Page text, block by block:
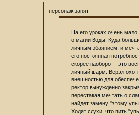
персонаж занят
На его уроках очень мало
о магии Воды. Куда
личным обаянием, и
его постоянная
скорее наоборот - это
личный шарм. Верэл
внешностью для
ректор вынужденно
переставая мечтать о
найдет замену "этому
Ходят слухи, что пить